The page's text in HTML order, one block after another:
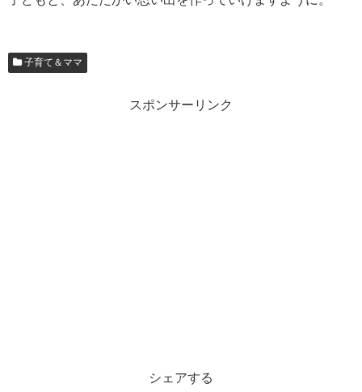
子育て＆ママ
スポンサーリンク
シェアする